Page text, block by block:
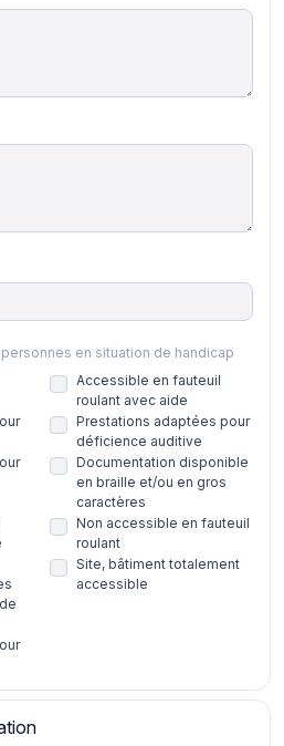
en situation de handicap
Accessible en fauteuil
roulant avec aide
Prestations adaptées pour
déficience auditive
Documentation disponible
en braille et/ou en gros
caractères
Non accessible en fauteuil
roulant
Site, bâtiment totalement
accessible